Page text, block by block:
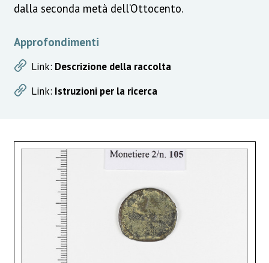
dalla seconda metà dell’Ottocento.
Approfondimenti
Link: Descrizione della raccolta
Link: Istruzioni per la ricerca